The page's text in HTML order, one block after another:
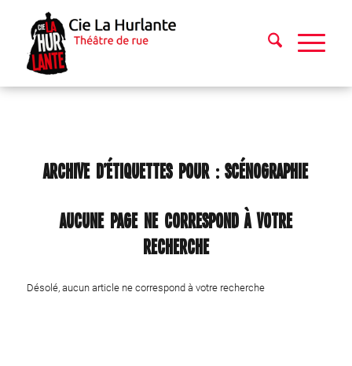
ARCHIVE D’ÉTIQUETTES POUR :SCÉNOGRAPHIE
Aucune page ne correspond à votre
recherche
Désolé, aucun article ne correspond à votre recherche